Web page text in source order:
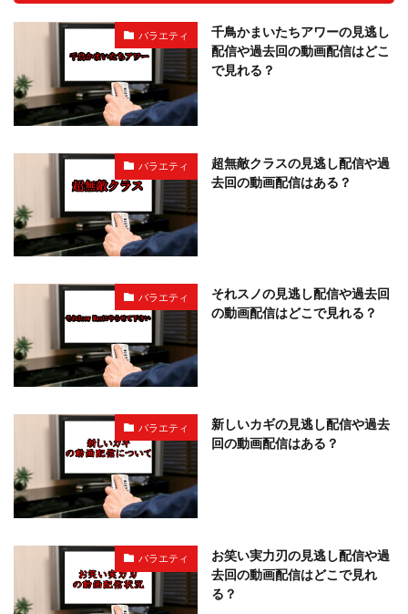
バラエティ
千鳥かまいたちアワーの見逃し
配信や過去回の動画配信はどこ
で見れる？
バラエティ
超無敵クラスの見逃し配信や過
去回の動画配信はある？
バラエティ
それスノの見逃し配信や過去回
の動画配信はどこで見れる？
バラエティ
新しいカギの見逃し配信や過去
回の動画配信はある？
バラエティ
お笑い実力刃の見逃し配信や過
去回の動画配信はどこで見れ
る？